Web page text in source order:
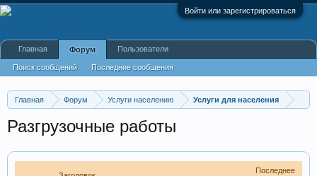
Войти или зарегистрироваться
Главная Форум Услуги населению Услуги для населения
Разгрузочные работы
Последнее
Главная Форум
Поиск сообщений Последние сообщения
Пользователи